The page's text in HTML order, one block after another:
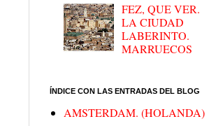
FEZ, QUE VER.
LA CIUDAD
LABERINTO.
MARRUECOS
ÍNDICE CON LAS ENTRADAS DEL BLOG
AMSTERDAM. (HOLANDA)